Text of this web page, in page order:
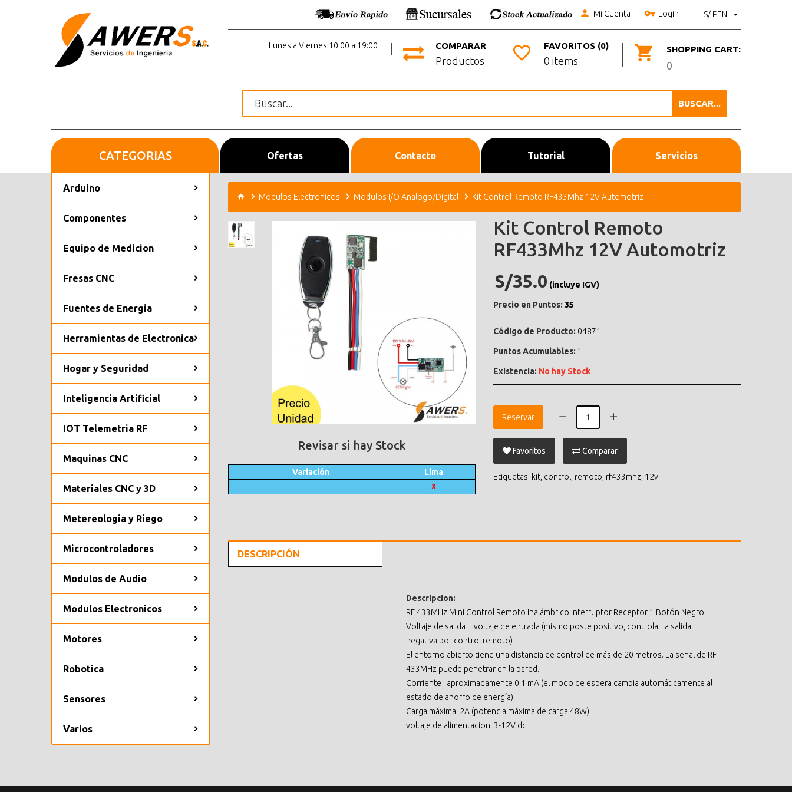
S/ PEN
Mi Cuenta Login
SHOPPING CART:
0
FAVORITOS (0)
0 items
COMPARAR
Productos
Lunes a Viernes 10:00 a 19:00
BUSCAR...
Inicio Ofertas Contacto Tutorial Servicios
CATEGORIAS
Arduino
Componentes
Equipo de Medicion
Fresas CNC
Fuentes de Energia
Herramientas de Electronica
Hogar y Seguridad
Inteligencia Artificial
IOT Telemetria RF
Maquinas CNC
Materiales CNC y 3D
Metereologia y Riego
Microcontroladores
Modulos de Audio
Modulos Electronicos
Motores
Robotica
Sensores
Varios
Modulos Electronicos Modulos I/O Analogo/Digital Kit Control Remoto RF433Mhz 12V Automotriz
Revisar si hay Stock
Variación Lima
X
Kit Control Remoto
RF433Mhz 12V Automotriz
S/35.0 (incluye IGV)
Precio en Puntos: 35
Código de Producto: 04871
Puntos Acumulables: 1
Existencia: No hay Stock
Reservar
Favoritos Comparar
Etiquetas: kit control remoto rf433mhz 12v
DESCRIPCIÓN
Descripcion:
RF 433MHz Mini Control Remoto Inalámbrico Interruptor Receptor 1 Botón Negro
Voltaje de salida = voltaje de entrada (mismo poste positivo, controlar la salida
negativa por control remoto)
El entorno abierto tiene una distancia de control de más de 20 metros. La señal de RF
433MHz puede penetrar en la pared.
Corriente : aproximadamente 0.1 mA (el modo de espera cambia automáticamente al
estado de ahorro de energía)
Carga máxima: 2A (potencia máxima de carga 48W)
voltaje de alimentacion: 3-12V dc